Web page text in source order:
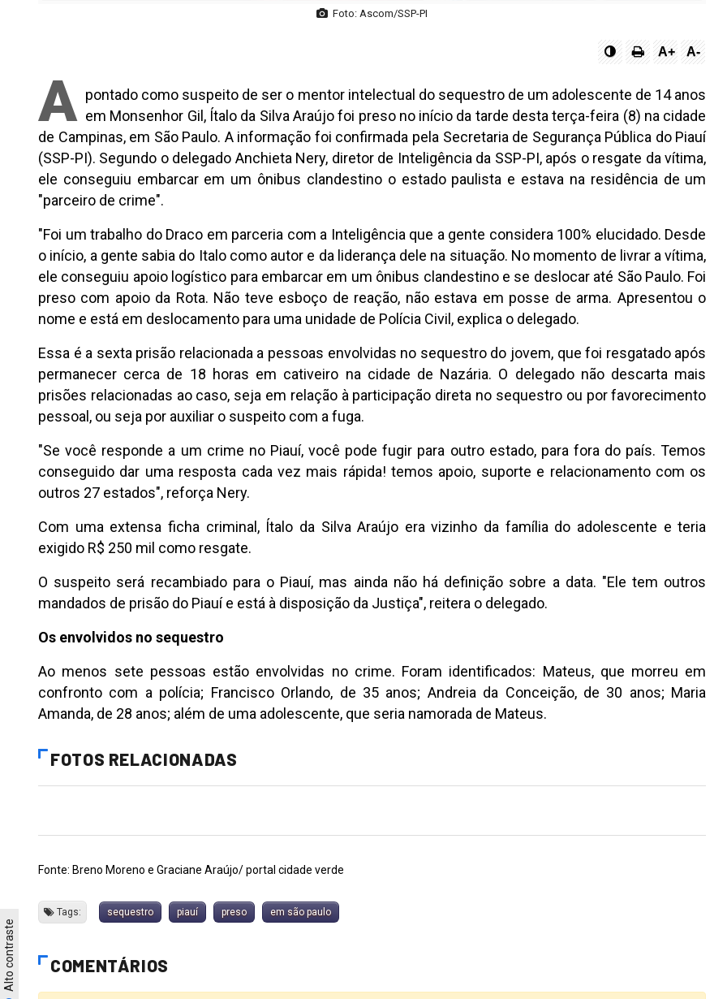
Alto contraste
Foto: Ascom/SSP-PI
A+ A-
A pontado como suspeito de ser o mentor intelectual do sequestro de um adolescente de 14 anos
em Monsenhor Gil, Ítalo da Silva Araújo foi preso no início da tarde desta terça-feira (8) na cidade
de Campinas, em São Paulo. A informação foi confirmada pela Secretaria de Segurança Pública do Piauí
(SSP-PI). Segundo o delegado Anchieta Nery, diretor de Inteligência da SSP-PI, após o resgate da vítima,
ele conseguiu embarcar em um ônibus clandestino o estado paulista e estava na residência de um
"parceiro de crime".
"Foi um trabalho do Draco em parceria com a Inteligência que a gente considera 100% elucidado. Desde
o início, a gente sabia do Italo como autor e da liderança dele na situação. No momento de livrar a vítima,
ele conseguiu apoio logístico para embarcar em um ônibus clandestino e se deslocar até São Paulo. Foi
preso com apoio da Rota. Não teve esboço de reação, não estava em posse de arma. Apresentou o
nome e está em deslocamento para uma unidade de Polícia Civil, explica o delegado.
Essa é a sexta prisão relacionada a pessoas envolvidas no sequestro do jovem, que foi resgatado após
permanecer cerca de 18 horas em cativeiro na cidade de Nazária. O delegado não descarta mais
prisões relacionadas ao caso, seja em relação à participação direta no sequestro ou por favorecimento
pessoal, ou seja por auxiliar o suspeito com a fuga.
"Se você responde a um crime no Piauí, você pode fugir para outro estado, para fora do país. Temos
conseguido dar uma resposta cada vez mais rápida! temos apoio, suporte e relacionamento com os
outros 27 estados", reforça Nery.
Com uma extensa ficha criminal, Ítalo da Silva Araújo era vizinho da família do adolescente e teria
exigido R$ 250 mil como resgate.
O suspeito será recambiado para o Piauí, mas ainda não há definição sobre a data. "Ele tem outros
mandados de prisão do Piauí e está à disposição da Justiça", reitera o delegado.
Os envolvidos no sequestro
Ao menos sete pessoas estão envolvidas no crime. Foram identificados: Mateus, que morreu em
confronto com a polícia; Francisco Orlando, de 35 anos; Andreia da Conceição, de 30 anos; Maria
Amanda, de 28 anos; além de uma adolescente, que seria namorada de Mateus.
FOTOS RELACIONADAS
Fonte: Breno Moreno e Graciane Araújo/ portal cidade verde
Tags: sequestro piauí preso em são paulo
COMENTÁRIOS